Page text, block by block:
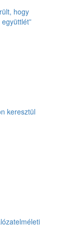
hogy
keresztül